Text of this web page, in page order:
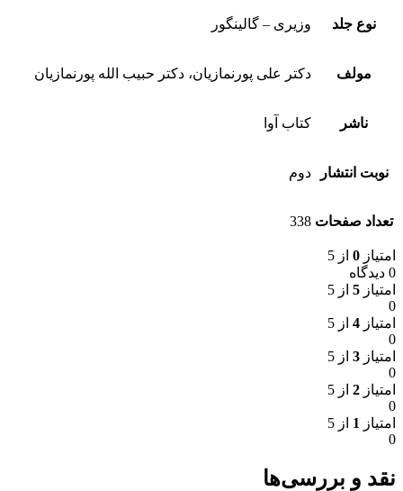
نوع جلد وزیری – گالینگور
مولف دکتر علی پورنمازیان، دکتر حبیب الله پورنمازیان
ناشر کتاب آوا
نوبت انتشار دوم
تعداد صفحات 338
امتیاز 0 از 5
0 دیدگاه
امتیاز 5 از 5
0
امتیاز 4 از 5
0
امتیاز 3 از 5
0
امتیاز 2 از 5
0
امتیاز 1 از 5
0
نقد و بررسی‌ها